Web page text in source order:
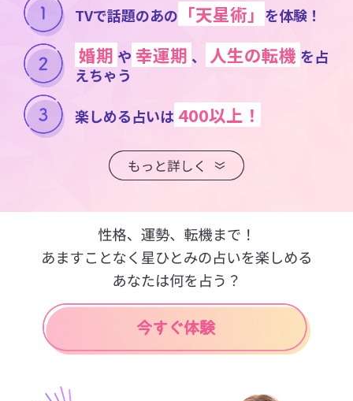
TVで話題のあの 「天星術」 を体験！
婚期 や 幸運期 、 人生の転機 を占
えちゃう
楽しめる占いは400以上！